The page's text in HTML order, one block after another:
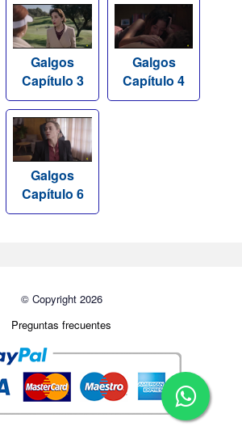
Galgos
Capítulo 3
Galgos
Capítulo 4
Galgos
Capítulo 6
© Copyright 2026
Preguntas frecuentes